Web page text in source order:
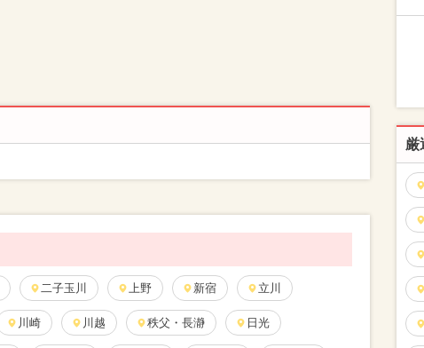
二子玉川 上野 新宿 立川
川崎 川越 秩父・長瀞 日光
厳